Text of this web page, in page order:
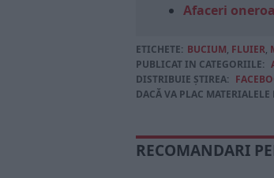
Afaceri
ETICHETE: BUCIUM, FLUIER,
PUBLICAT IN CATEGORIILE:
DISTRIBUIE ȘTIREA:
DACĂ VA PLAC
RECOMANDARI